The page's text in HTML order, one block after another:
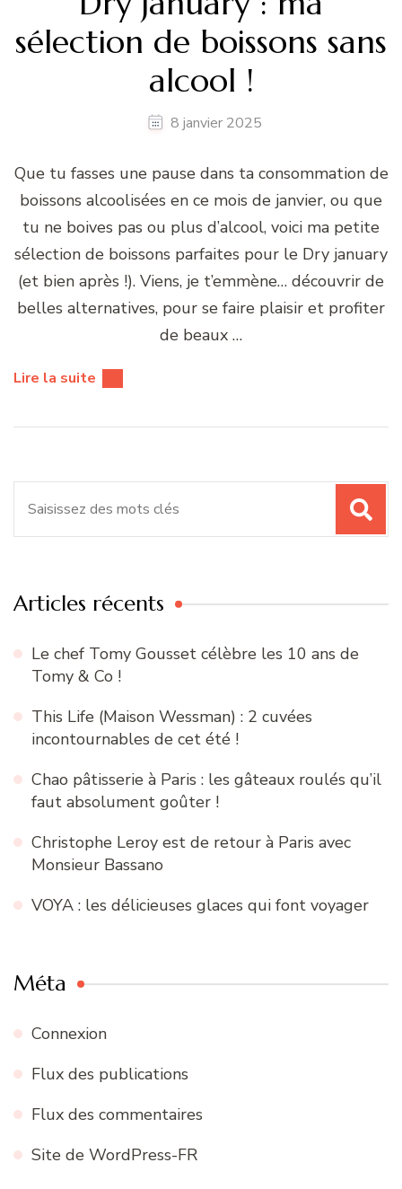
sélection de boissons sans
alcool !
8 janvier 2025
Que tu fasses une pause dans ta consommation de
boissons alcoolisées en ce mois de janvier, ou que
tu ne boives pas ou plus d’alcool, voici ma petite
sélection de boissons parfaites pour le Dry january
(et bien après !). Viens, je t’emmène… découvrir de
belles alternatives, pour se faire plaisir et profiter
de beaux …
Lire la suite
Articles récents
Le chef Tomy Gousset célèbre les 10 ans de
Tomy & Co !
This Life (Maison Wessman) : 2 cuvées
incontournables de cet été !
Chao pâtisserie à Paris : les gâteaux roulés qu’il
faut absolument goûter !
Christophe Leroy est de retour à Paris avec
Monsieur Bassano
VOYA : les délicieuses glaces qui font voyager
Méta
Connexion
Flux des publications
Flux des commentaires
Site de WordPress-FR